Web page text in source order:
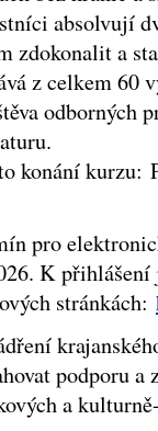
absolvují
zdokonalit a
z celkem 60
odborných
konání kurzu:
pro
K
stránkách:
podporu a
a